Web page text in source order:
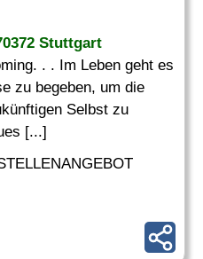
Stuttgart
. . Im Leben geht es
zu begeben, um die
Selbst zu
[...]